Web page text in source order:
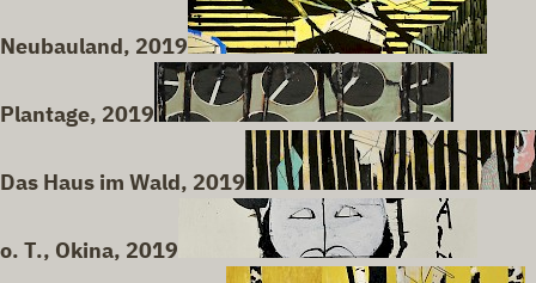
Neubauland, 2019
Plantage, 2019
Das Haus im Wald, 2019
o. T., Okina, 2019